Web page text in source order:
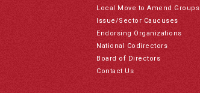
Local Move to Amend Groups
Issue/Sector Caucuses
Endorsing Organizations
National Codirectors
Board of Directors
Contact Us